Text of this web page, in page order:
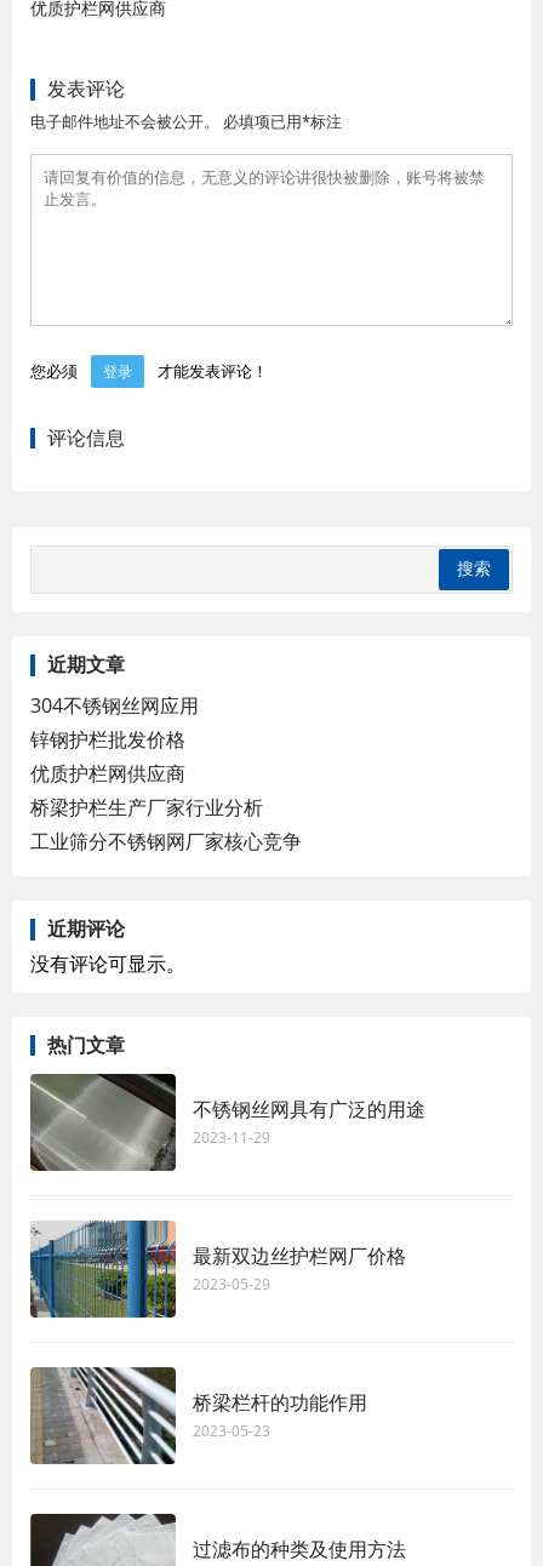
优质护栏网供应商
发表评论
电子邮件地址不会被公开。 必填项已用*标注
您必须 登录 才能发表评论！
评论信息
近期文章
304不锈钢丝网应用
锌钢护栏批发价格
优质护栏网供应商
桥梁护栏生产厂家行业分析
工业筛分不锈钢网厂家核心竞争
近期评论
没有评论可显示。
热门文章
不锈钢丝网具有广泛的用途
2023-11-29
最新双边丝护栏网厂价格
2023-05-29
桥梁栏杆的功能作用
2023-05-23
过滤布的种类及使用方法